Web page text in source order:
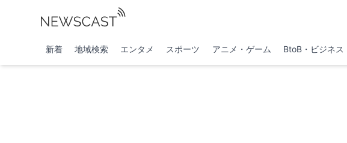
新着 地域検索 エンタメ スポーツ アニメ・ゲーム BtoB・ビジネス